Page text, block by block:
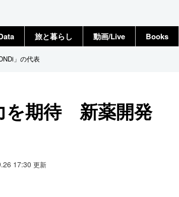
旅と暮らし 動画/Live Books
」の代表
を期待 新薬開発
17:30 更新